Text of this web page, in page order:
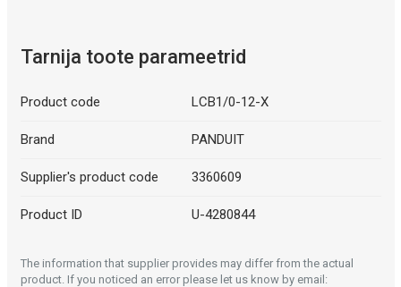
Tarnija toote parameetrid
Product code LCB1/0-12-X
Brand PANDUIT
Supplier's product code 3360609
Product ID U-4280844
The information that supplier provides may differ from the actual
product. If you noticed an error please let us know by email: